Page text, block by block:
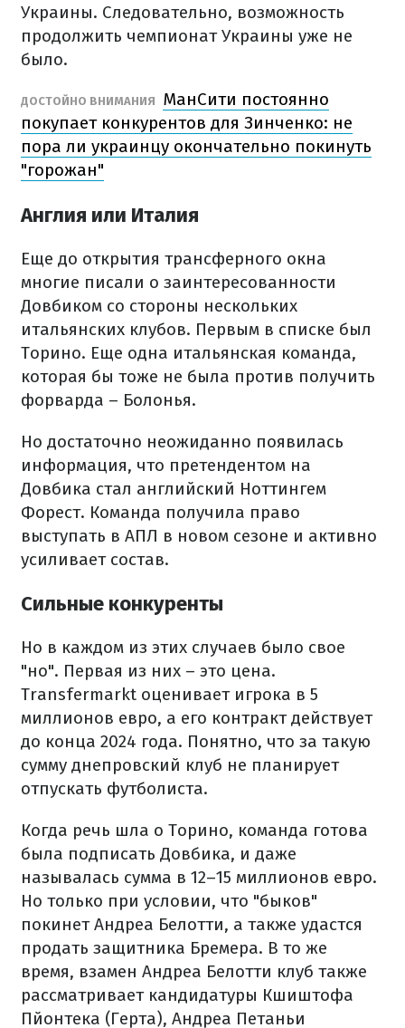
Украины. Следовательно, возможность
продолжить чемпионат Украины уже не
было.
ДОСТОЙНО ВНИМАНИЯ
МанСити постоянно
покупает конкурентов для Зинченко: не
пора ли украинцу окончательно покинуть
"горожан"
Англия или Италия
Еще до открытия трансферного окна
многие писали о заинтересованности
Довбиком со стороны нескольких
итальянских клубов. Первым в списке был
Торино. Еще одна итальянская команда,
которая бы тоже не была против получить
форварда – Болонья.
Но достаточно неожиданно появилась
информация, что претендентом на
Довбика стал английский Ноттингем
Форест. Команда получила право
выступать в АПЛ в новом сезоне и активно
усиливает состав.
Сильные конкуренты
Но в каждом из этих случаев было свое
"но". Первая из них – это цена.
Transfermarkt оценивает игрока в 5
миллионов евро, а его контракт действует
до конца 2024 года. Понятно, что за такую
сумму днепровский клуб не планирует
отпускать футболиста.
Когда речь шла о Торино, команда готова
была подписать Довбика, и даже
называлась сумма в 12–15 миллионов евро.
Но только при условии, что "быков"
покинет Андреа Белотти, а также удастся
продать защитника Бремера. В то же
время, взамен Андреа Белотти клуб также
рассматривает кандидатуры Кшиштофа
Пйонтека (Герта), Андреа Петаньи